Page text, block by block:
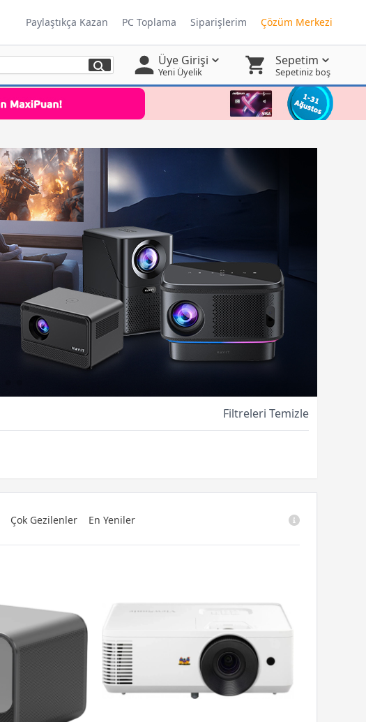
Paylaştıkça Kazan PC Toplama Siparişlerim Çözüm Merkezi
Üye Girişi
Yeni Üyelik
Sepetim
Sepetiniz boş
Filtreleri Temizle
Çok Gezilenler En Yeniler